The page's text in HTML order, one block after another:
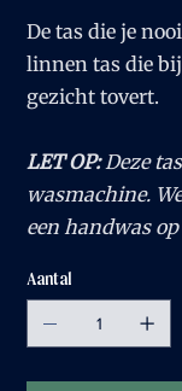
De tas die je
linnen tas die
gezicht tovert.
LET OP:Deze
wasmachine.
een handwas
Aantal